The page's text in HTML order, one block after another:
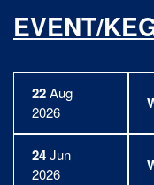
EVENT/
22Aug
2026
24Jun
2026